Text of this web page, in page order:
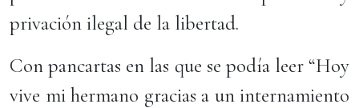
privación ilegal de la libertad.
Con pancartas en las que se podía leer “Hoy
vive mi hermano gracias a un internamiento